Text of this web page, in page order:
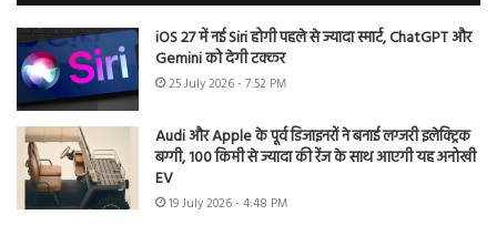
iOS 27 में नई Siri होगी पहले से ज्यादा स्मार्ट, ChatGPT और
Gemini को देगी टक्कर
25 July 2026 - 7:52 PM
Audi और Apple के पूर्व डिजाइनरों ने बनाई लग्जरी इलेक्ट्रिक
बग्गी, 100 किमी से ज्यादा की रेंज के साथ आएगी यह अनोखी
EV
19 July 2026 - 4:48 PM